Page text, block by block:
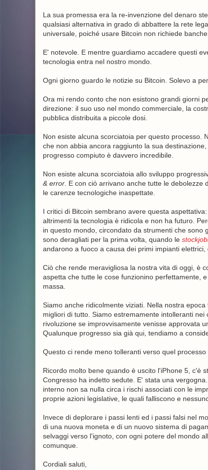
La sua promessa era la re-invenzione del denaro
qualsiasi alternativa in grado di abbattere la rete
universale, poiché usare Bitcoin non richiede
E' notevole. E mentre guardiamo accadere questi
tecnologia entra nel nostro mondo.
Ogni giorno guardo le notizie su Bitcoin. Solevo a
Ora mi rendo conto che non esistono grandi giorni
direzione: il suo uso nel mondo commerciale, la
pubblica distribuita a piccole dosi.
Non esiste alcuna scorciatoia per questo processo.
che non abbia ancora raggiunto la sua
progresso compiuto è davvero incredibile.
Non esiste alcuna scorciatoia allo sviluppo
& error. E con ciò arrivano anche tutte le debolezze
le carenze tecnologiche inaspettate.
I critici di Bitcoin sembrano avere questa
altrimenti la tecnologia è ridicola e non ha futuro.
in questo mondo, circondato da strumenti che
sono deragliati per la prima volta, quando le
andarono a fuoco a causa dei primi impianti
Ciò che rende meravigliosa la nostra vita di oggi, è
aspetta che tutte le cose funzionino perfettamente,
massa.
Siamo anche ridicolmente viziati. Nella nostra
migliori di tutto. Siamo estremamente intolleranti
rivoluzione se improvvisamente venisse approvata
Qualunque progresso sia già qui, tendiamo a
Questo ci rende meno tolleranti verso quel
Ricordo molto bene quando è uscito l'iPhone 5, c'è
Congresso ha indetto sedute. E' stata una
interno non sa nulla circa i rischi associati con le
proprie azioni legislative, le quali falliscono e
Invece di deplorare i passi lenti ed i passi falsi nel
di una nuova moneta e di un nuovo sistema di
selvaggi verso l'ignoto, con ogni potere del mondo
comunque.
Cordiali saluti,